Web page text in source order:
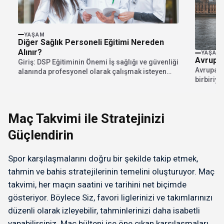
YAŞAM
Diğer Sağlık Personeli Eğitimi Nereden
Alınır?
Giriş: DSP Eğitiminin Önemi İş sağlığı ve güvenliği
alanında profesyonel olarak çalışmak isteyen
YAŞAM
Avrupa,
Maç Takvimi ile Stratejinizi
Güçlendirin
Spor karşılaşmalarını doğru bir şekilde takip etmek,
tahmin ve bahis stratejilerinin temelini oluşturuyor. Maç
takvimi, her maçın saatini ve tarihini net biçimde
gösteriyor. Böylece Siz, favori liglerinizi ve takımlarınızı
düzenli olarak izleyebilir, tahminlerinizi daha isabetli